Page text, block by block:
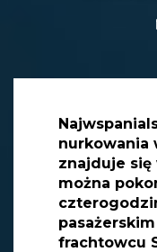
nurkowania
znajduje się
można
frachtowcu